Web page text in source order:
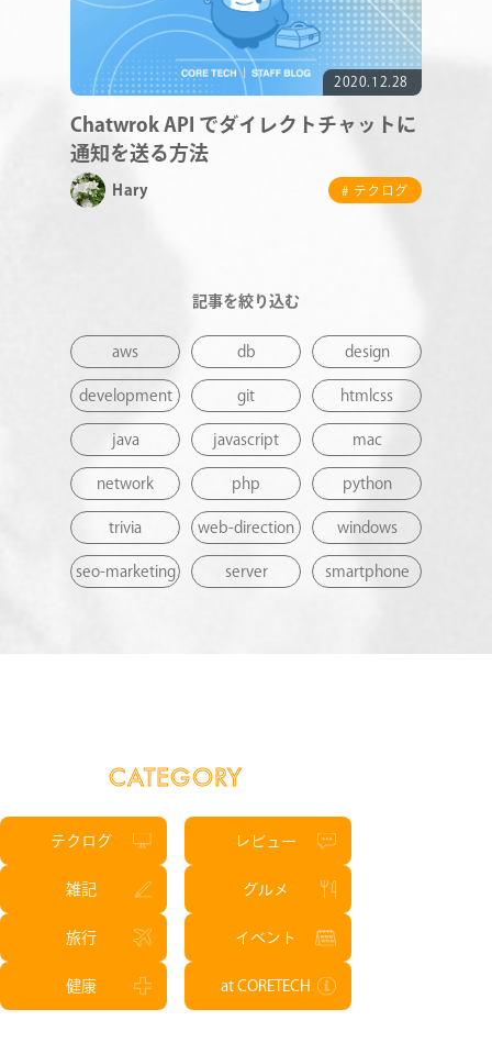
RECRUIT 2020.12.28
Chatwrok API でダイレクトチャットに
通知を送る方法
Hary # テクログ
記事を絞り込む
aws db design
development git htmlcss
java javascript mac
network php python
trivia web-direction windows
seo-marketing server smartphone
CATEGORY
テクログ レビュー
雑記 グルメ
旅行 イベント
健康 at CORETECH